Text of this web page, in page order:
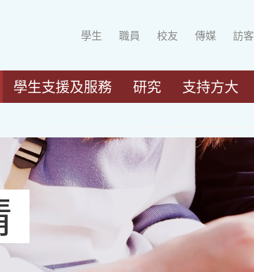
學生 職員 校友 傳媒 訪客
學生支援及服務 研究 支持方大